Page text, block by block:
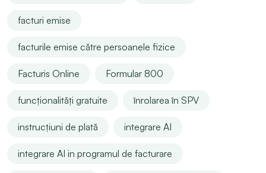
facturi emise
facturile emise către persoanele fizice
Facturis Online Formular 800
funcționalități gratuite înrolarea în SPV
instrucțiuni de plată integrare AI
integrare AI in programul de facturare